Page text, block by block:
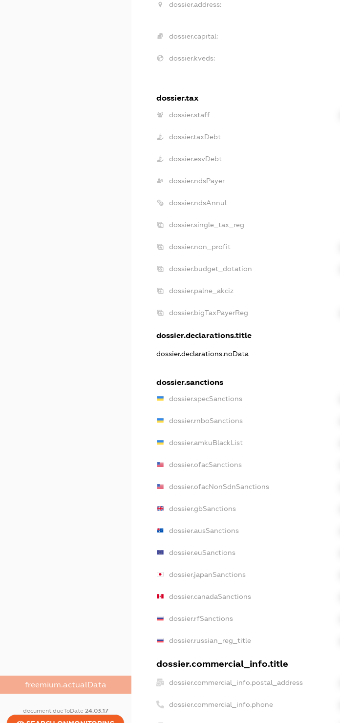
freemium.actualData
document.dueToDate 24.03.17
dossier.address:
dossier.capital:
dossier.kveds:
dossier.tax
dossier.staff
dossier.taxDebt
dossier.esvDebt
dossier.ndsPayer
dossier.ndsAnnul
dossier.single_tax_reg
dossier.non_profit
dossier.budget_dotation
dossier.palne_akciz
dossier.bigTaxPayerReg
dossier.declarations.title
dossier.declarations.noData
dossier.sanctions
dossier.specSanctions
dossier.rnboSanctions
dossier.amkuBlackList
dossier.ofacSanctions
dossier.ofacNonSdnSanctions
dossier.gbSanctions
dossier.ausSanctions
dossier.euSanctions
dossier.japanSanctions
dossier.canadaSanctions
dossier.rfSanctions
dossier.russian_reg_title
dossier.commercial_info.title
dossier.commercial_info.postal_address
dossier.commercial_info.phone